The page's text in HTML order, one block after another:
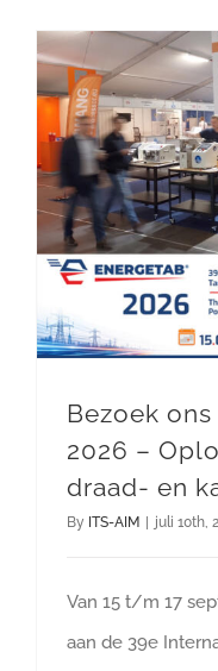
Bezoek ons
2026 –
draad- en
By ITS-AIM | juli 10th,
Van 15 t/m 17
aan de 39e